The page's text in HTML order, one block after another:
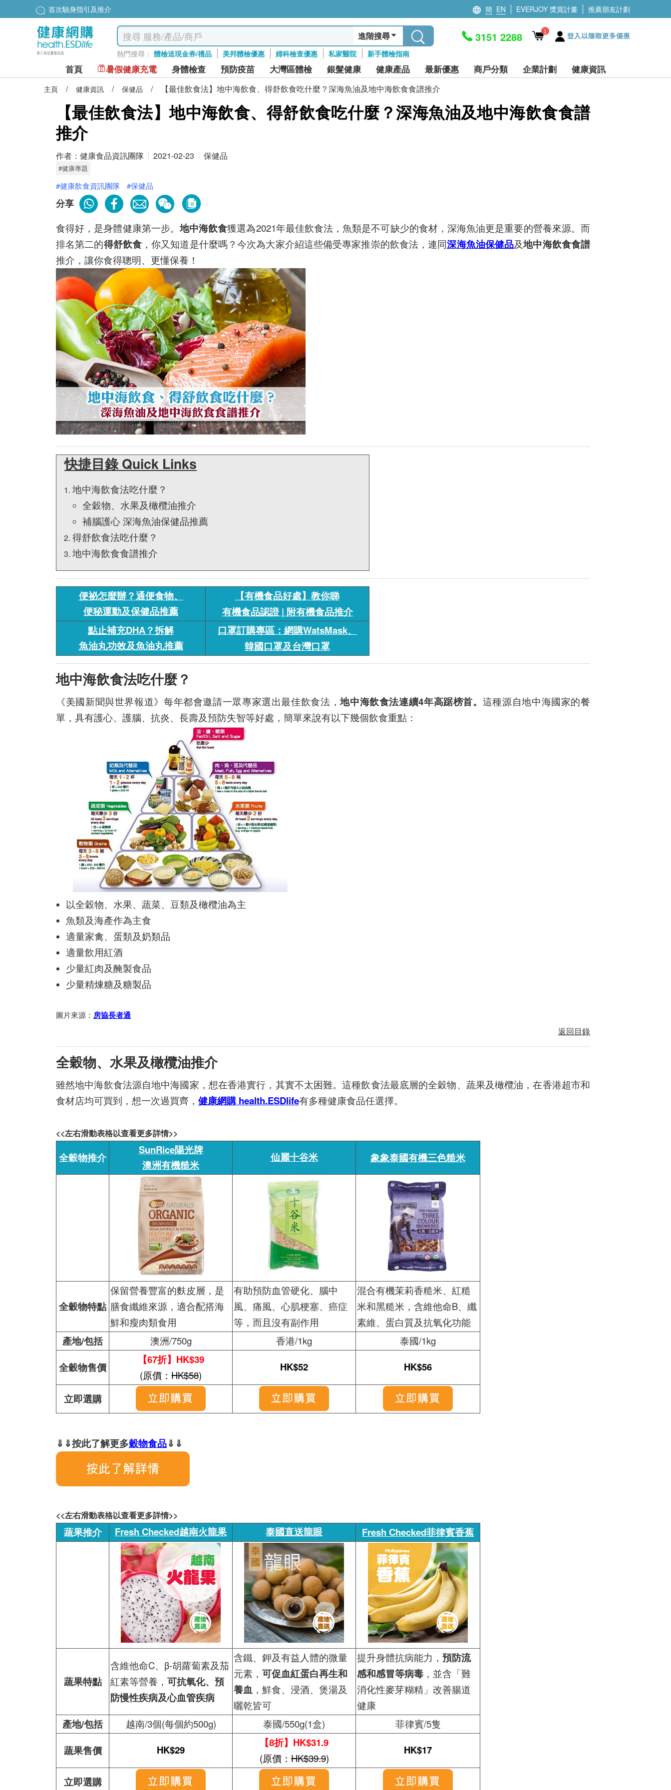
首次驗身指引及推介 簡 EN EVERJOY 獎賞計畫 推薦朋友計劃
進階搜尋
熱門搜尋： 體檢送現金券/禮品 美邦體檢優惠 婦科檢查優惠 私家醫院 新手體檢指南
3151 2288 1 登入以賺取更多優惠
首頁 暑假健康充電 身體檢查 預防疫苗 大灣區體檢 銀髮健康 健康產品 最新優惠 商戶分類 企業計劃 健康資訊
主頁 / 健康資訊 / 保健品 / 【最佳飲食法】地中海飲食、得舒飲食吃什麼？深海魚油及地中海飲食食譜推介
【最佳飲食法】地中海飲食、得舒飲食吃什麼？深海魚油及地中海飲食食譜
推介
作者： 健康食品資訊團隊 2021-02-23 保健品
#健康專題
#健康飲食資訊團隊 #保健品
分享
食得好，是身體健康第一步。地中海飲食獲選為2021年最佳飲食法，魚類是不可缺少的食材，深海魚油更是重要的營養來源。而
排名第二的得舒飲食，你又知道是什麼嗎？今次為大家介紹這些備受專家推崇的飲食法，連同深海魚油保健品及地中海飲食食譜
推介，讓你食得聰明、更懂保養！
快捷目錄 Quick Links
地中海飲食法吃什麼？
全穀物、水果及橄欖油推介
補腦護心 深海魚油保健品推薦
得舒飲食法吃什麼？
地中海飲食食譜推介
便祕怎麼辦？通便食物、
便秘運動及保健品推薦
【有機食品好處】教你睇
有機食品認證 | 附有機食品推介
點止補充DHA？拆解
魚油丸功效及魚油丸推薦
口罩訂購專區：網購WatsMask、
韓國口罩及台灣口罩
地中海飲食法吃什麼？
《美國新聞與世界報道》每年都會邀請一眾專家選出最佳飲食法，地中海飲食法連續4年高踞榜首。 這種源自地中海國家的餐
單，具有護心、護腦、抗炎、長壽及預防失智等好處，簡單來說有以下幾個飲食重點：
以全穀物、水果、蔬菜、豆類及橄欖油為主
魚類及海產作為主食
適量家禽、蛋類及奶類品
適量飲用紅酒
少量紅肉及醃製食品
少量精煉糖及糖製品
圖片來源： 房協長者通
返回目錄
全穀物、水果及橄欖油推介
雖然地中海飲食法源自地中海國家，想在香港實行，其實不太困難。這種飲食法最底層的全穀物、蔬果及橄欖油，在香港超市和
食材店均可買到，想一次過買齊， 健康網購health.ESDlife有多種健康食品任選擇。
<<左右滑動表格以查看更多詳情>>
全穀物推介
SunRice陽光牌
澳洲有機糙米
仙麗十谷米 象象泰國有機三色糙米
全穀物特點
保留營養豐富的麩皮層，是
膳食纖維來源，適合配搭海
鮮和瘦肉類食用
有助預防血管硬化、腦中
風、痛風、心肌梗塞、癌症
等，而且沒有副作用
混合有機茉莉香糙米、紅糙
米和黑糙米，含維他命B、纖
素維、蛋白質及抗氧化功能
產地/包括 澳洲/750g 香港/1kg 泰國/1kg
全穀物售價
【67折】HK$39
(原價： HK$58)
HK$52 HK$56
立即選購
⇓⇓按此了解更多穀物食品⇓⇓
<<左右滑動表格以查看更多詳情>>
蔬果推介 Fresh Checked越南火龍果 泰國直送龍眼 Fresh Checked菲律賓香蕉
蔬果特點
含維他命C、β-胡蘿蔔素及茄
紅素等營養， 可抗氧化、預
防慢性疾病及心血管疾病
含鐵、鉀及有益人體的微量
元素， 可促血紅蛋白再生和
養血 ，鮮食、浸酒、煲湯及
曬乾皆可
提升身體抗病能力， 預防流
感和感冒等病毒 ，並含「難
消化性麥芽糊精」改善腸道
健康
產地/包括 越南/3個(每個約500g) 泰國/550g(1盒) 菲律賓/5隻
蔬果售價 HK$29
【8折】HK$31.9
(原價：HK$39.9)
HK$17
立即選購